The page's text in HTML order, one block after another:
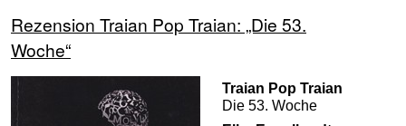
Rezension Traian Pop Traian: „Die 53.
Woche“
Traian Pop Traian
Die 53. Woche